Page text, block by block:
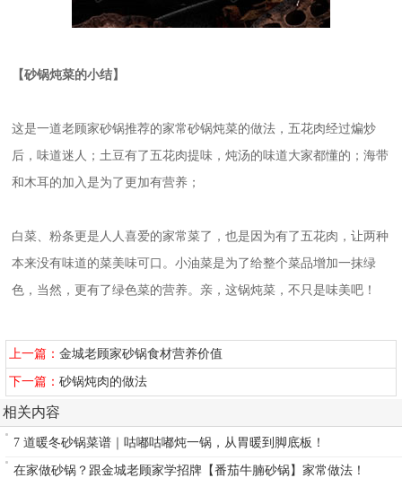
【砂锅炖菜的小结】
这是一道老顾家砂锅推荐的家常砂锅炖菜的做法，五花肉经过煸炒
后，味道迷人；土豆有了五花肉提味，炖汤的味道大家都懂的；海带
和木耳的加入是为了更加有营养；
白菜、粉条更是人人喜爱的家常菜了，也是因为有了五花肉，让两种
本来没有味道的菜美味可口。小油菜是为了给整个菜品增加一抹绿
色，当然，更有了绿色菜的营养。亲，这锅炖菜，不只是味美吧！
上一篇：金城老顾家砂锅食材营养价值
下一篇：砂锅炖肉的做法
相关内容
7 道暖冬砂锅菜谱｜咕嘟咕嘟炖一锅，从胃暖到脚底板！
在家做砂锅？跟金城老顾家学招牌【番茄牛腩砂锅】家常做法！